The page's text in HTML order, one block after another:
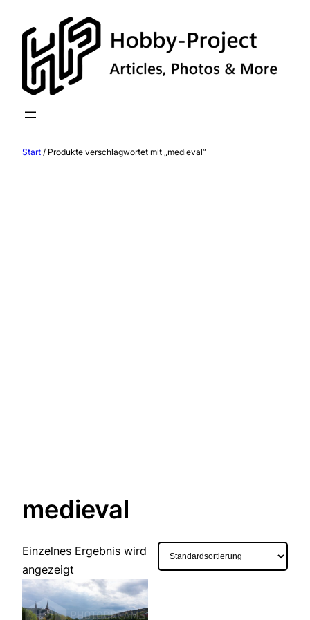
Inhalt
springen
Start / Produkte verschlagwortet mit „medieval“
medieval
Einzelnes Ergebnis wird
angezeigt